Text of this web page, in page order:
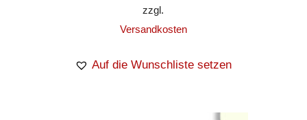
zzgl.
Versandkosten
Auf die Wunschliste setzen